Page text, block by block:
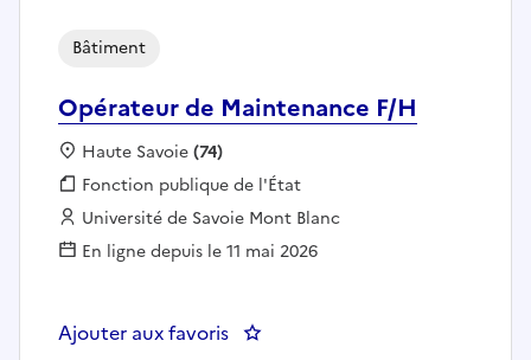
Opérateur de Maintenance F/H
Bâtiment
Localisation :
Haute Savoie(74)
Fonction publique :
Fonction publique de l'État
Employeur :
Université de Savoie Mont Blanc
En ligne depuis le 11 mai 2026
Ajouter aux favoris : Opérateur de Maintenance F/H